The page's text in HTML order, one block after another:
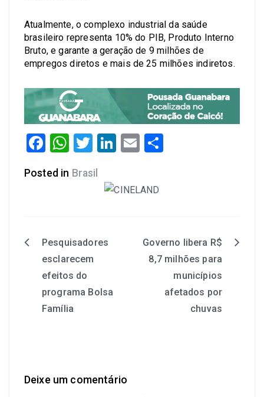
Atualmente, o complexo industrial da saúde
brasileiro representa 10% do PIB, Produto Interno
Bruto, e garante a geração de 9 milhões de
empregos diretos e mais de 25 milhões indiretos.
Facebook
WhatsApp
Twitter
LinkedIn
Email
Posted in Brasil
Pesquisadores
esclarecem
efeitos do
programa Bolsa
Família
Governo libera R$
8,7 milhões para
municípios
afetados por
chuvas
Deixe um comentário